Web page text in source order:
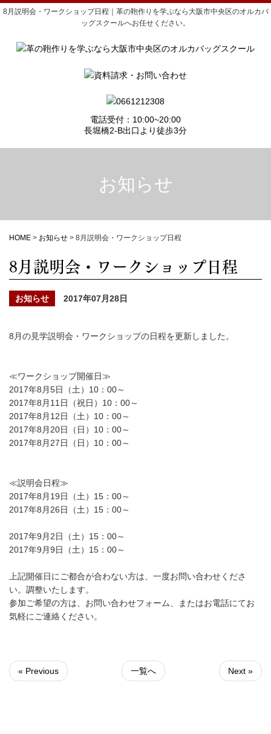
8月説明会・ワークショップ日程｜革の鞄作りを学ぶなら大阪市中央区のオルカバ
ッグスクールへお任せください。
電話受付：10:00~20:00
長堀橋2-B出口より徒歩3分
お知らせ
HOME > お知らせ > 8月説明会・ワークショップ日程
8月説明会・ワークショップ日程
お知らせ 2017年07月28日
8月の見学説明会・ワークショップの日程を更新しました。
≪ワークショップ開催日≫
2017年8月5日（土）10：00～
2017年8月11日（祝日）10：00～
2017年8月12日（土）10：00～
2017年8月20日（日）10：00～
2017年8月27日（日）10：00～
≪説明会日程≫
2017年8月19日（土）15：00～
2017年8月26日（土）15：00～
2017年9月2日（土）15：00～
2017年9月9日（土）15：00～
上記開催日にご都合が合わない方は、一度お問い合わせくださ
い。調整いたします。
参加ご希望の方は、お問い合わせフォーム、またはお電話にてお
気軽にご連絡ください。
« Previous 一覧へ Next »